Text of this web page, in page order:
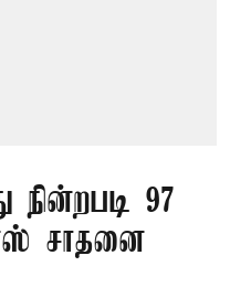
97
சாதனை